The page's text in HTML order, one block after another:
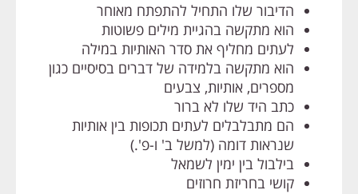
הדיבור שלו התחיל להתפתח מאוחר
הוא מתקשה בהגיית מילים פשוטות
לעתים מחליף את סדר האותיות במילה
הוא מתקשה בלמידה של דברים בסיסיים כגון
מספרים, אותיות, צבעים
כתב היד שלו לא ברור
הם מתבלבלים לעתים תכופות בין אותיות
שנראות דומה (למשל ב' ו-פ'.)
בילבול בין ימין לשמאל
קושי בחריזת חרוזים